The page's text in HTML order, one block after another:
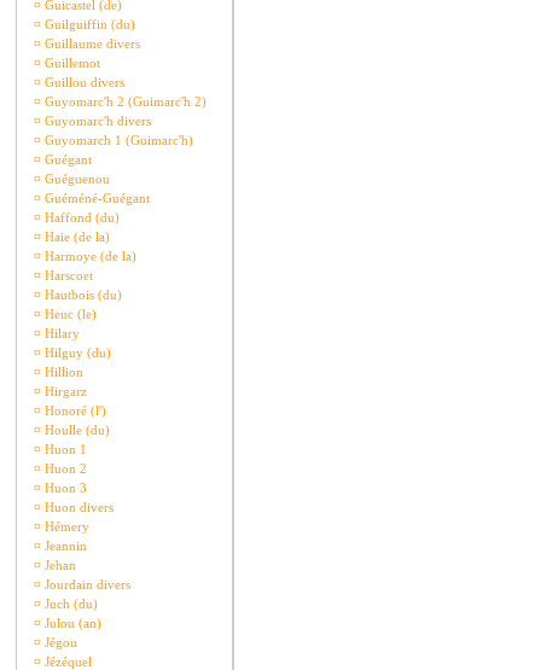
¤ Guicastel (de)
¤ Guilguiffin (du)
¤ Guillaume divers
¤ Guillemot
¤ Guillou divers
¤ Guyomarc'h 2 (Guimarc'h 2)
¤ Guyomarc'h divers
¤ Guyomarch 1 (Guimarc'h)
¤ Guégant
¤ Guéguenou
¤ Guéméné-Guégant
¤ Haffond (du)
¤ Haie (de la)
¤ Harmoye (de la)
¤ Harscoet
¤ Hautbois (du)
¤ Heuc (le)
¤ Hilary
¤ Hilguy (du)
¤ Hillion
¤ Hirgarz
¤ Honoré (l')
¤ Houlle (du)
¤ Huon 1
¤ Huon 2
¤ Huon 3
¤ Huon divers
¤ Hémery
¤ Jeannin
¤ Jehan
¤ Jourdain divers
¤ Juch (du)
¤ Julou (an)
¤ Jégou
¤ Jézéquel